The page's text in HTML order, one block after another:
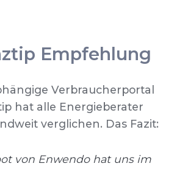
Empfehlung
Verbraucherportal
hat alle Energieberater
verglichen. Das Fazit:
von Enwendo hat uns im